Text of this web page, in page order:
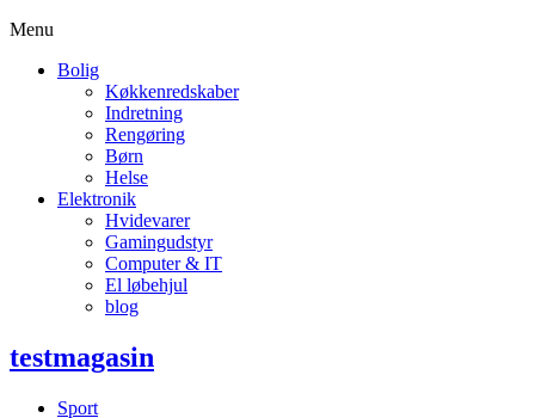
Menu
Bolig
Køkkenredskaber
Indretning
Rengøring
Børn
Helse
Elektronik
Hvidevarer
Gamingudstyr
Computer & IT
El løbehjul
blog
testmagasin
Sport